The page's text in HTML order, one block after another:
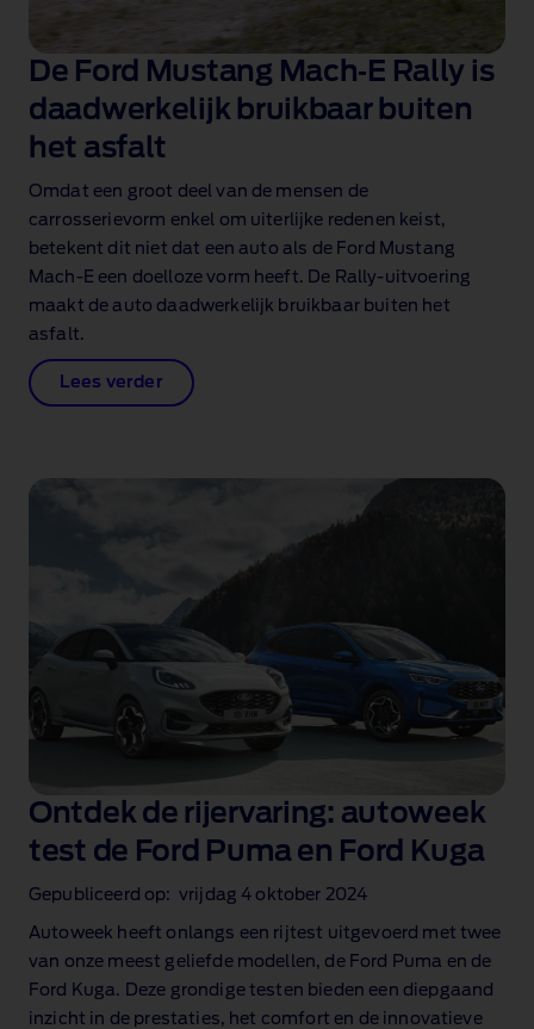
De Ford Mustang Mach‑E Rally is
daadwerkelijk bruikbaar buiten
het asfalt
Omdat een groot deel van de mensen de
carrosserievorm enkel om uiterlijke redenen keist,
betekent dit niet dat een auto als de Ford Mustang
Mach‑E een doelloze vorm heeft. De Rally‑uitvoering
maakt de auto daadwerkelijk bruikbaar buiten het
asfalt.
Lees verder
Ontdek de rijervaring: autoweek
test de Ford Puma en Ford Kuga
Gepubliceerd op: vrijdag 4 oktober 2024
Autoweek heeft onlangs een rijtest uitgevoerd met twee
van onze meest geliefde modellen, de Ford Puma en de
Ford Kuga. Deze grondige testen bieden een diepgaand
inzicht in de prestaties, het comfort en de innovatieve